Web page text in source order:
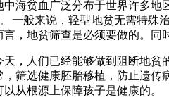
海贫血广泛分布于世界许多
一般来说，轻型地贫无需特
，地贫筛查是必须要做的。同
人们已经能够做到阻断地贫
筛选健康胚胎移植，防止遗
从根源上保障孩子是健康的。